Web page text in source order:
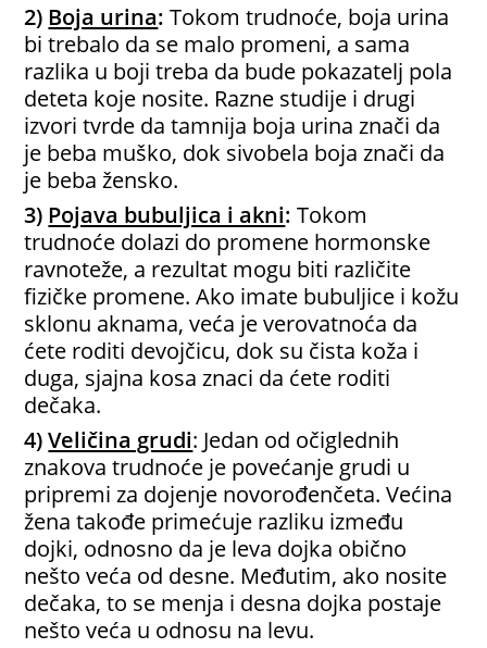
2) Boja urina: Tokom trudnoće, boja urina
bi trebalo da se malo promeni, a sama
razlika u boji treba da bude pokazatelj pola
deteta koje nosite. Razne studije i drugi
izvori tvrde da tamnija boja urina znači da
je beba muško, dok sivobela boja znači da
je beba žensko.
3) Pojava bubuljica i akni: Tokom
trudnoće dolazi do promene hormonske
ravnoteže, a rezultat mogu biti različite
fizičke promene. Ako imate bubuljice i kožu
sklonu aknama, veća je verovatnoća da
ćete roditi devojčicu, dok su čista koža i
duga, sjajna kosa znaci da ćete roditi
dečaka.
4)Veličina grudi: Jedan od očiglednih
znakova trudnoće je povećanje grudi u
pripremi za dojenje novorođenčeta. Većina
žena takođe primećuje razliku između
dojki, odnosno da je leva dojka obično
nešto veća od desne. Međutim, ako nosite
dečaka, to se menja i desna dojka postaje
nešto veća u odnosu na levu.